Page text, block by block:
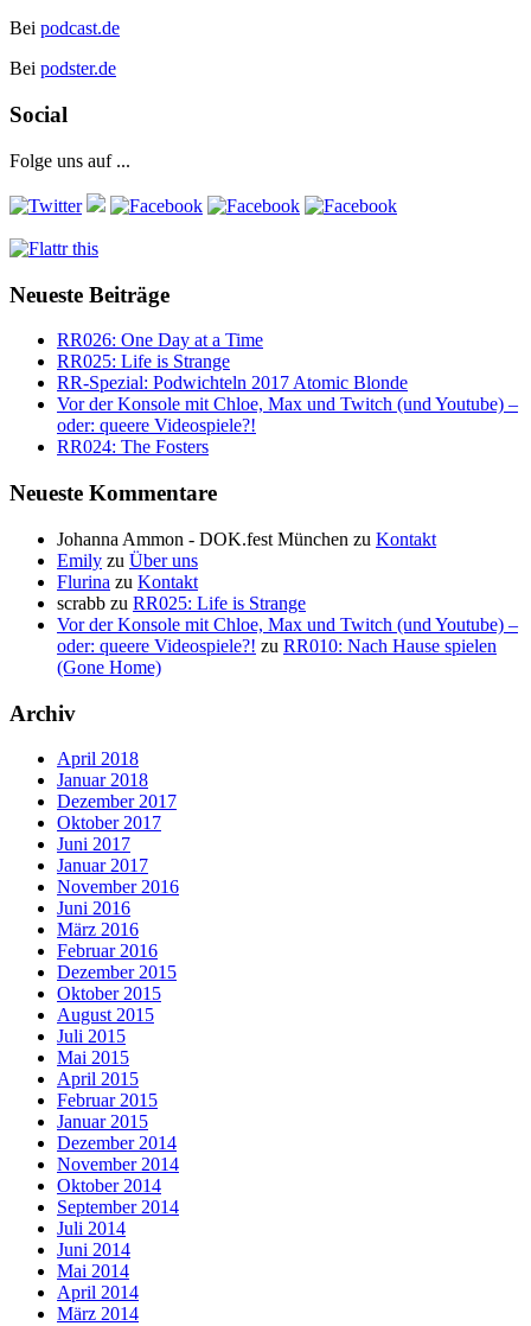
Bei podcast.de
Bei podster.de
Social
Folge uns auf ...
Neueste Beiträge
RR026: One Day at a Time
RR025: Life is Strange
RR-Spezial: Podwichteln 2017 Atomic Blonde
Vor der Konsole mit Chloe, Max und Twitch (und Youtube) –
oder: queere Videospiele?!
RR024: The Fosters
Neueste Kommentare
Johanna Ammon - DOK.fest München zu Kontakt
Emily zu Über uns
Flurina zu Kontakt
scrabb zu RR025: Life is Strange
Vor der Konsole mit Chloe, Max und Twitch (und Youtube) –
oder: queere Videospiele?! zu RR010: Nach Hause spielen
(Gone Home)
Archiv
April 2018
Januar 2018
Dezember 2017
Oktober 2017
Juni 2017
Januar 2017
November 2016
Juni 2016
März 2016
Februar 2016
Dezember 2015
Oktober 2015
August 2015
Juli 2015
Mai 2015
April 2015
Februar 2015
Januar 2015
Dezember 2014
November 2014
Oktober 2014
September 2014
Juli 2014
Juni 2014
Mai 2014
April 2014
März 2014